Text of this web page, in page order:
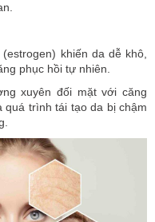
khiến da dễ khô,
phục hồi tự nhiên.
xuyên đối mặt với căng
trình tái tạo da bị chậm